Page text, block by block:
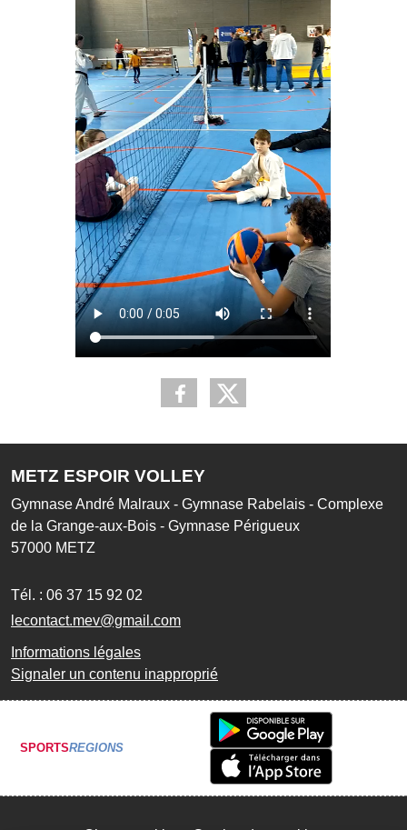
METZ ESPOIR VOLLEY
Gymnase André Malraux - Gymnase Rabelais - Complexe
de la Grange-aux-Bois - Gymnase Périgueux
57000 METZ
Tél. : 06 37 15 92 02
lecontact.mev@gmail.com
Informations légales
Signaler un contenu inapproprié
SPORTSREGIONS